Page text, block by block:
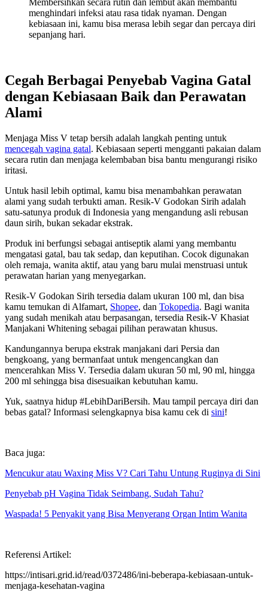
Membersihkan secara rutin dan lembut akan membantu
menghindari infeksi atau rasa tidak nyaman. Dengan
kebiasaan ini, kamu bisa merasa lebih segar dan percaya diri
sepanjang hari.
Cegah Berbagai Penyebab Vagina Gatal
dengan Kebiasaan Baik dan Perawatan
Alami
Menjaga Miss V tetap bersih adalah langkah penting untuk
mencegah vagina gatal. Kebiasaan seperti mengganti pakaian dalam
secara rutin dan menjaga kelembaban bisa bantu mengurangi risiko
iritasi.
Untuk hasil lebih optimal, kamu bisa menambahkan perawatan
alami yang sudah terbukti aman. Resik-V Godokan Sirih adalah
satu-satunya produk di Indonesia yang mengandung asli rebusan
daun sirih, bukan sekadar ekstrak.
Produk ini berfungsi sebagai antiseptik alami yang membantu
mengatasi gatal, bau tak sedap, dan keputihan. Cocok digunakan
oleh remaja, wanita aktif, atau yang baru mulai menstruasi untuk
perawatan harian yang menyegarkan.
Resik-V Godokan Sirih tersedia dalam ukuran 100 ml, dan bisa
kamu temukan di Alfamart, Shopee, dan Tokopedia. Bagi wanita
yang sudah menikah atau berpasangan, tersedia Resik-V Khasiat
Manjakani Whitening sebagai pilihan perawatan khusus.
Kandungannya berupa ekstrak manjakani dari Persia dan
bengkoang, yang bermanfaat untuk mengencangkan dan
mencerahkan Miss V. Tersedia dalam ukuran 50 ml, 90 ml, hingga
200 ml sehingga bisa disesuaikan kebutuhan kamu.
Yuk, saatnya hidup #LebihDariBersih. Mau tampil percaya diri dan
bebas gatal? Informasi selengkapnya bisa kamu cek di sini!
Baca juga:
Mencukur atau Waxing Miss V? Cari Tahu Untung Ruginya di Sini
Penyebab pH Vagina Tidak Seimbang, Sudah Tahu?
Waspada! 5 Penyakit yang Bisa Menyerang Organ Intim Wanita
Referensi Artikel:
https://intisari.grid.id/read/0372486/ini-beberapa-kebiasaan-untuk-
menjaga-kesehatan-vagina